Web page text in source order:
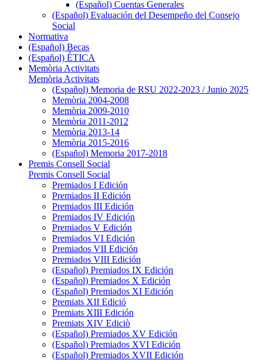
(Español) Cuentas Generales
(Español) Evaluación del Desempeño del Consejo
Social
Normativa
(Español) Becas
(Español) ÉTICA
Memòria Activitats
Memòria Activitats
(Español) Memoria de RSU 2022-2023 / Junio 2025
Memòria 2004-2008
Memòria 2009-2010
Memòria 2011-2012
Memòria 2013-14
Memòria 2015-2016
(Español) Memoria 2017-2018
Premis Consell Social
Premis Consell Social
Premiados I Edición
Premiados II Edición
Premiados III Edición
Premiados IV Edición
Premiados V Edición
Premiados VI Edición
Premiados VII Edición
Premiados VIII Edición
(Español) Premiados IX Edición
(Español) Premiados X Edición
(Español) Premiados XI Edición
Premiats XII Edició
Premiats XIII Edición
Premiats XIV Ediciò
(Español) Premiados XV Edición
(Español) Premiados XVI Edición
(Español) Premiados XVII Edición